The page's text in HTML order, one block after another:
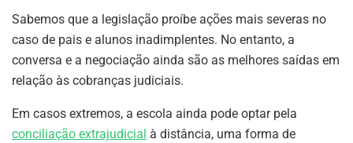
Sabemos que a legislação proíbe ações mais severas no
caso de pais e alunos inadimplentes. No entanto, a
conversa e a negociação ainda são as melhores saídas em
relação às cobranças judiciais.
Em casos extremos, a escola ainda pode optar pela
conciliação extrajudicial à distância, uma forma de